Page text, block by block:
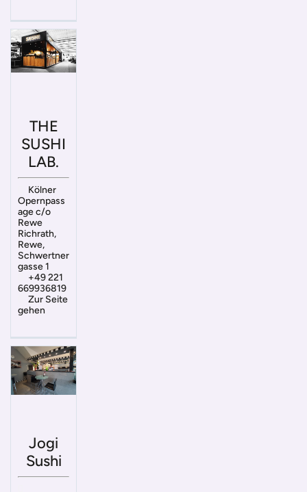
THE
SUSHI
LAB.
Kölner
Opernpass
age c/o
Rewe
Richrath,
Rewe,
Schwertner
gasse 1
+49 221
669936819
Zur Seite
gehen
Jogi
Sushi